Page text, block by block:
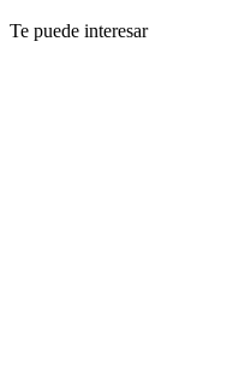
Te puede interesar